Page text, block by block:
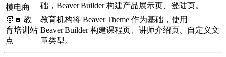
模电商
础，Beaver Builder 构建产品展示页、登陆页。
🧑‍🎓 教
育培训站
点
教育机构将 Beaver Theme 作为基础，使用
Beaver Builder 构建课程页、讲师介绍页、自定义文
章类型。